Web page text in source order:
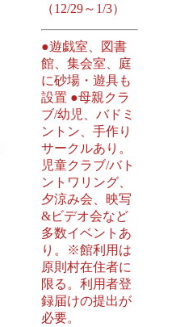
（12/29～1/3）
●遊戯室、図書
館、集会室、庭
に砂場・遊具も
設置 ●母親クラ
ブ/幼児、バドミ
ントン、手作り
サークルあり。
児童クラブ/バト
ントワリング、
夕涼み会、映写
&ビデオ会など
多数イベントあ
り。※館利用は
原則村在住者に
限る。利用者登
録届けの提出が
必要。